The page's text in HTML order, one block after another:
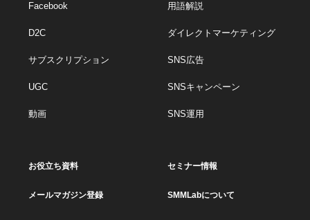
Facebook
D2C
サブスクリプション
UGC
動画
用語解説
ダイレクトマーケティング
SNS広告
SNSキャンペーン
SNS運用
お役立ち資料 セミナー情報
メールマガジン登録 SMMLabについて